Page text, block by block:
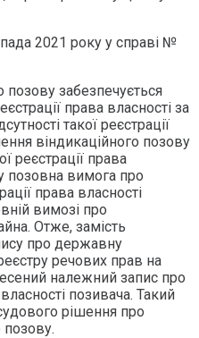
2021 року у справі №
позову забезпечується
права власності за
такої реєстрації
віндикаційного позову
реєстрації права
позовна вимога про
права власності
вимозі про
Отже, замість
про державну
речових прав на
належний запис про
позивача. Такий
рішення про
позову.